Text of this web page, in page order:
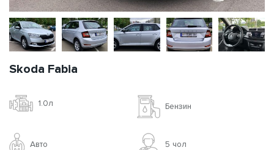
Skoda Fabia
1.0л Бензин
Авто 5 чoл